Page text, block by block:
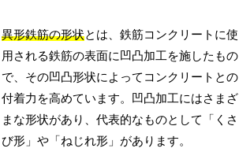
異形鉄筋の形状とは、鉄筋コンクリートに使
用される鉄筋の表面に凹凸加工を施したもの
で、その凹凸形状によってコンクリートとの
付着力を高めています。凹凸加工にはさまざ
まな形状があり、代表的なものとして「くさ
び形」や「ねじれ形」があります。